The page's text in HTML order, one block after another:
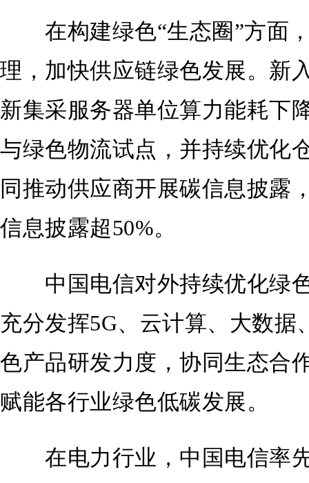
在构建绿色“生态圈”方面
理，加快供应链绿色发展。新
新集采服务器单位算力能耗下
与绿色物流试点，并持续优化
同推动供应商开展碳信息披露
信息披露超50%。
中国电信对外持续优化绿
充分发挥5G、云计算、大数
色产品研发力度，协同生态合
赋能各行业绿色低碳发展。
在电力行业，中国电信率先